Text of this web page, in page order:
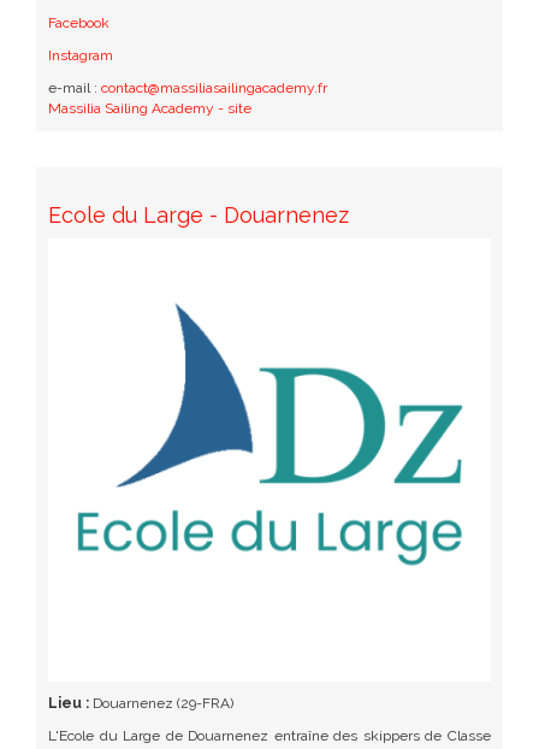
Facebook
Instagram
e-mail : contact@massiliasailingacademy.fr
Massilia Sailing Academy - site
Ecole du Large - Douarnenez
Lieu : Douarnenez (29-FRA)
L'Ecole du Large de Douarnenez entraîne des skippers de Classe